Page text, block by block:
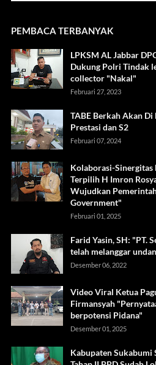
PEMBACA TERBANYAK
LPKSM AL Jabbar
Dukung Polri Tindak
collector "Nakal"
Februari 27, 2023
TABE Berkah Akan
Prestasi dan S2
Februari 07, 2024
Kolaborasi-Sinergitas
Terpilih H Imron
Wujudkan
Government"
Februari 01, 2025
Farid Yasin, SH: "PT.
telah melanggar
Desember 06, 2022
Video Viral Ketua
Firmansyah
berpotensi Pidana"
Desember 01, 2025
Kabupaten Sukabumi